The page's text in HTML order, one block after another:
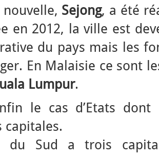
Sejong, a été
en 2012, la ville est
du pays mais les
En Malaisie ce sont
Lumpur.
le cas d’Etats dont
capitales.
du Sud a trois